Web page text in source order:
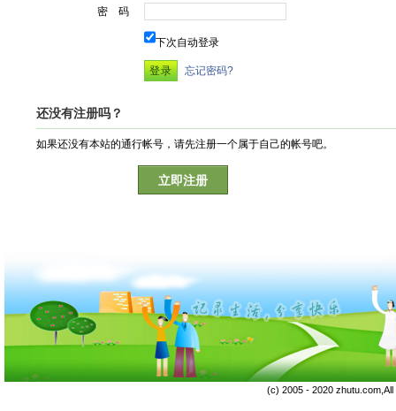
密 码
下次自动登录
忘记密码?
还没有注册吗？
如果还没有本站的通行帐号，请先注册一个属于自己的帐号吧。
立即注册
(c) 2005 - 2020